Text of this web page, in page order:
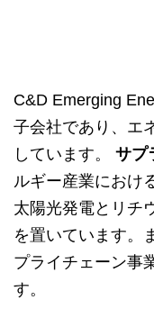
C&D Emerging
子会社であり、エ
しています。 サプ
ルギー産業におけ
太陽光発電とリチ
を置いています。
プライチェーン事
す。